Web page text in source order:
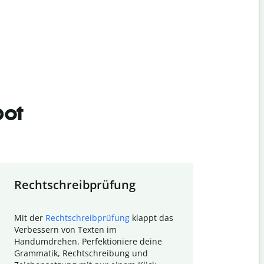
Rechtschreibprüfung
Mit der Rechtschreibprüfung klappt das
Verbessern von Texten im
Handumdrehen. Perfektioniere deine
Grammatik, Rechtschreibung und